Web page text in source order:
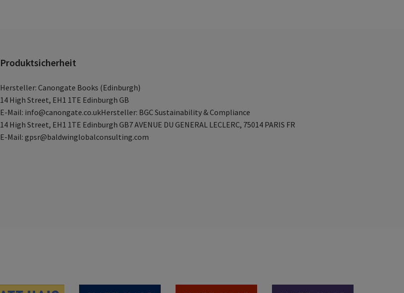
Produktsicherheit
Hersteller: Canongate Books (Edinburgh)
14 High Street, EH1 1TE Edinburgh GB
E-Mail: info@canongate.co.ukHersteller: BGC Sustainability & Compliance
14 High Street, EH1 1TE Edinburgh GB7 AVENUE DU GENERAL LECLERC, 75014 PARIS FR
E-Mail: gpsr@baldwinglobalconsulting.com